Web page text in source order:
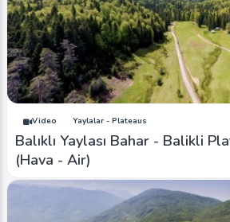
Video Yaylalar - Plateaus
Balıklı Yaylası Bahar - Balikli
(Hava - Air)